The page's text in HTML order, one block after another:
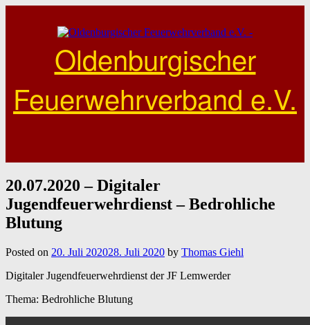
Oldenburgischer
Feuerwehrverband e.V.
20.07.2020 – Digitaler
Jugendfeuerwehrdienst – Bedrohliche
Blutung
Posted on 20. Juli 202028. Juli 2020 by Thomas Giehl
Digitaler Jugendfeuerwehrdienst der JF Lemwerder
Thema: Bedrohliche Blutung